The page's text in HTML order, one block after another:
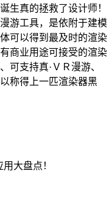
生真的拯救了设计师！
游工具，是依附于建模
可以得到最及时的渲染
商业用途可接受的渲染
可支持真·ＶＲ漫游、
称得上一匹渲染器黑
大盘点！